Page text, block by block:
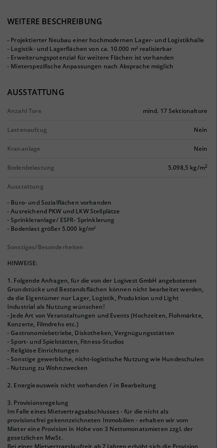
WEITERE BESCHREIBUNG
- Projektierter Neubau einer hochmodernen Lager- und Logistikhalle
- Logistik- und Lagerflächen von ca. 10.000 m² realisierbar
- Erweiterungspotenzial für weitere Flächen ist vorhanden
- Mieterspezifische Anpassungen nach Absprache möglich
AUSSTATTUNG
Anzahl Tore mind. 17 Sektionaltore
Lastenaufzug Nein
Krananlage Nein
Bodenbelastung 5.098,5 kg/m2
Ausstattung
- Büro- und Sozialflächen vorhanden
- Ausreichend PKW und LKW Stellplätze
- Sprinkleranlage/ ESFR- Sprinklerung
- Bodenlast größer 5.000 kg/m²
Sonstiges/Besonderheiten
HINWEISE:
1. Folgende Anfragen, für die von der Logivest GmbH angebotenen
Grundstücke und Bestandsflächen können nicht bearbeitet werden,
da die Eigentümer nur Lager, Logistik, Produktion und Light
Industrial als Nutzung wünschen!
- Jede Art von Veranstaltungen und Events (Hochzeiten, Flohmärkte,
Konzerte, Filmdrehs etc.)
- Gastronomiebetriebe, Diskotheken, Vergnügungsstätten
- Sport- und Spielstätten, Fitness-Studios
- Religiöse Einrichtungen
- Sonstige gewerbliche, nicht-logistische Nutzung wie Hundeschulen
- Nutzung zu Wohnzwecken
2. Energieausweis nicht vorhanden / in Bearbeitung
3. Provisionsregelung
Im Falle eines Mietvertragsabschlusses - für die nicht als
provisionsfrei gekennzeichneten Immobilien - erhalten wir vom
Mieter eine Provision in Höhe von 3 Nettomonatsmieten zzgl. der
gesetzlichen MwSt.
Bei einer Mietvertragslaufzeit ab 7 Jahren erhöht sich die Provision